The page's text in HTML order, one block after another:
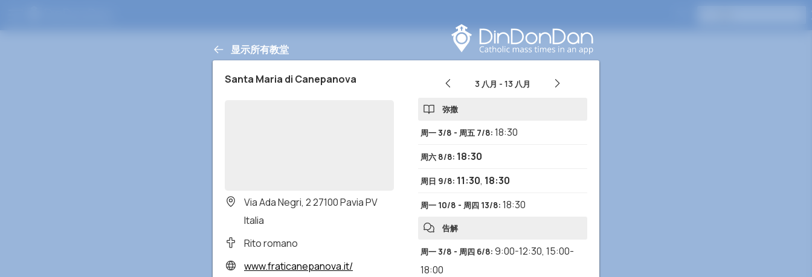
显示所有教堂
Santa Maria di Canepanova
Via Ada Negri, 2 27100 Pavia PV
Italia
Rito romano
www.fraticanepanova.it/
3 八月 - 13 八月
弥撒
周一 3/8 - 周五 7/8: 18:30
周六 8/8: 18:30
周日 9/8: 11:30, 18:30
周一 10/8 - 周四 13/8: 18:30
告解
周一 3/8 - 周四 6/8: 9:00-12:30, 15:00-
18:00